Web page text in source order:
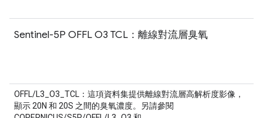
Sentinel-5P OFFL O3 TCL：離線對流層臭氧
OFFL/L3_O3_TCL：這項資料集提供離線對流層高解析度影像，
顯示 20N 和 20S 之間的臭氧濃度。另請參閱